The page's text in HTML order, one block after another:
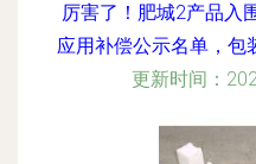
厉害了！肥城2产品入
应用补偿公示名单，包
更新时间：